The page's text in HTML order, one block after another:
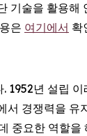
기술을 활용
은 여기에서 확
년 설립
경쟁력을
중요한 역할을